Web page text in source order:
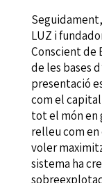
LUZ i
Conscient de
de les bases
presentació
com el
tot el món en
relleu com en
voler
sistema ha